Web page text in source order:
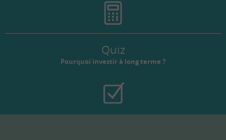
Quiz
Pourquoi investir à long terme ?